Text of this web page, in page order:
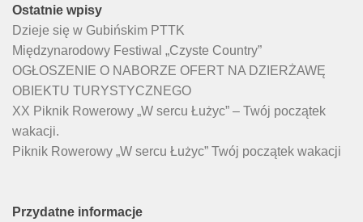
Ostatnie wpisy
Dzieje się w Gubińskim PTTK
Międzynarodowy Festiwal „Czyste Country”
OGŁOSZENIE O NABORZE OFERT NA DZIERŻAWĘ
OBIEKTU TURYSTYCZNEGO
XX Piknik Rowerowy „W sercu Łużyc” – Twój początek
wakacji.
Piknik Rowerowy „W sercu Łużyc” Twój początek wakacji
Przydatne informacje